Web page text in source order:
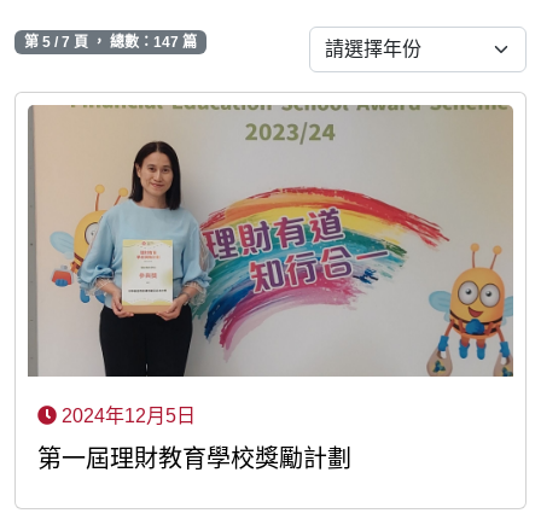
第 5 / 7 頁 ， 總數：147 篇
2024年12月5日
第一屆理財教育學校獎勵計劃